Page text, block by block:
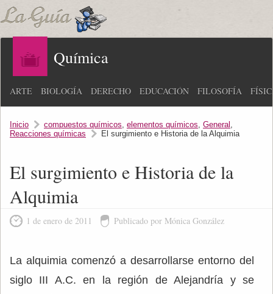
Química
ARTE BIOLOGÍA DERECHO EDUCACIÓN FILOSOFÍA
Inicio compuestos químicos, elementos químicos, General ,
Reacciones químicas
El surgimiento e Historia de la Alquimia
El surgimiento e Historia de la
Alquimia
1 de enero de 2011 Publicado por Mónica González
La alquimia comenzó a desarrollarse entorno del
siglo III A.C. en la región de Alejandría y se